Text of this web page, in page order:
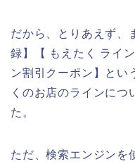
だから、とりあえず、
録】【 もえたく ライ
ン割引クーポン】とい
くのお店のラインにつ
た。
ただ、検索エンジンを